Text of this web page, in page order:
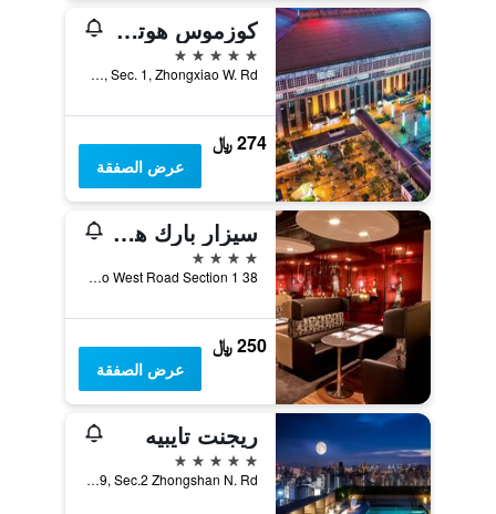
كوزموس هوتل ‪تايبيه‬
5 نجوم
No.43, Sec. 1, Zhongxiao W. Rd., مدينة تايبيه, تايوان
274 ﷼
عرض الصفقة
سيزار بارك هوتل تايبيه
4 نجوم
38 Chung Hsiao West Road Section 1, مدينة تايبيه, تايوان
250 ﷼
عرض الصفقة
ريجنت تايبيه
5 نجوم
No.3, Ln.39, Sec.2 Zhongshan N. Rd., مدينة تايبيه, تايوان